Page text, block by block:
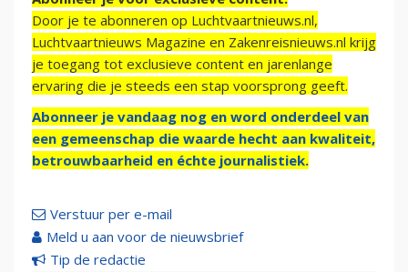
Door je te abonneren op Luchtvaartnieuws.nl,
Luchtvaartnieuws Magazine en Zakenreisnieuws.nl krijg
je toegang tot exclusieve content en jarenlange
ervaring die je steeds een stap voorsprong geeft.
Abonneer je vandaag nog en word onderdeel van
een gemeenschap die waarde hecht aan kwaliteit,
betrouwbaarheid en échte journalistiek.
Verstuur per e-mail
Meld u aan voor de nieuwsbrief
Tip de redactie